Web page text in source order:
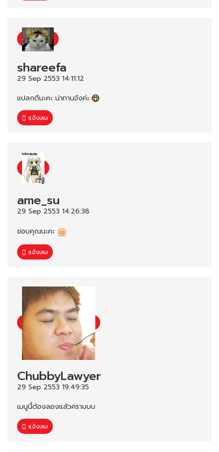
shareefa
29 Sep 2553 14:11:12
แปลกดีนะคะ น่าทานจังค่ะ
แจ้งลบ
ame_su
29 Sep 2553 14:26:38
ขอบคุณนะคะ
แจ้งลบ
ChubbyLawyer
29 Sep 2553 19:49:35
เมนูนี้ต้องลองแล้วคราบบบ
แจ้งลบ